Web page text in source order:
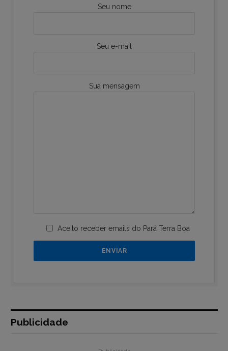
Seu nome
Seu e-mail
Sua mensagem
Aceito receber emails do Pará Terra Boa
Publicidade